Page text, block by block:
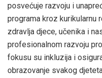
posvećuje razvoju i
programa kroz
zdravlja djece, učenika i
profesionalnom razvoju
fokusu su inkluzija i
obrazovanje svakog